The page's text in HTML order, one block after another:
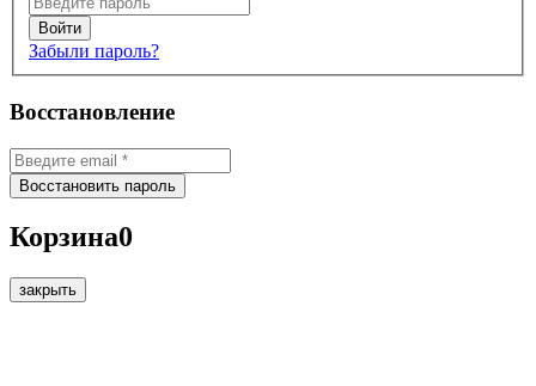
Забыли пароль?
Восстановление
Корзина0
закрыть